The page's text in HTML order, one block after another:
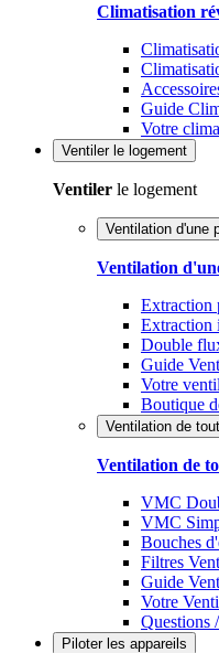
Climatisation
Guide
Votre
Ventiler le logement
Ventiler le logement
Ventilation d'une
Ventilation
Extraction
Extraction
Double
Guide
Votre
Boutique
Ventilation de
Ventilation de
VMC
VMC
Bouches
Filtres
Guide
Votre
Questions
Piloter les appareils